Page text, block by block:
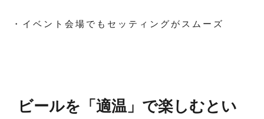
・イベント会場でもセッティングがスムーズ
ビールを「適温」で楽しむとい